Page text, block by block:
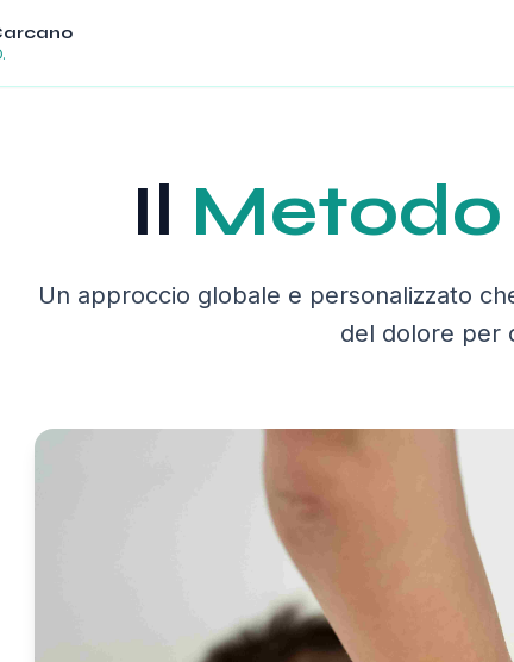
Il Metodo
Un approccio globale e personalizzato
del dolore per